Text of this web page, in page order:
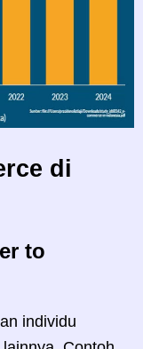
di
to
individu